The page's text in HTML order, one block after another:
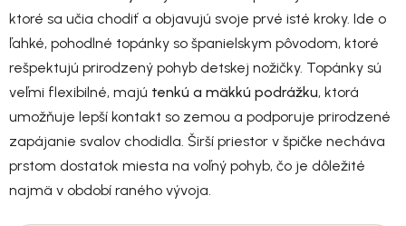
ktoré sa učia chodiť a objavujú svoje prvé isté kroky. Ide o
ľahké, pohodlné topánky so španielskym pôvodom, ktoré
rešpektujú prirodzený pohyb detskej nožičky. Topánky sú
veľmi flexibilné, majú tenkú a mäkkú podrážku, ktorá
umožňuje lepší kontakt so zemou a podporuje prirodzené
zapájanie svalov chodidla. Širší priestor v špičke necháva
prstom dostatok miesta na voľný pohyb, čo je dôležité
najmä v období raného vývoja.